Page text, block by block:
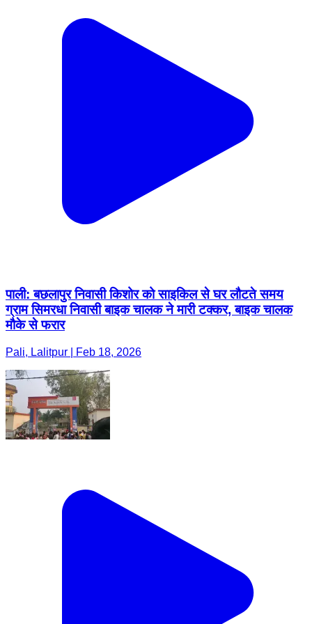
पाली: बछलापुर निवासी किशोर को साइकिल से घर लौटते समय
ग्राम सिमरधा निवासी बाइक चालक ने मारी टक्कर, बाइक चालक
मौके से फरार
Pali, Lalitpur | Feb 18, 2026